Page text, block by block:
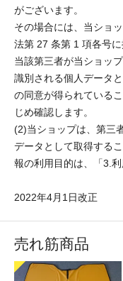
がございます。
その場合には、当ショ
法第 27 条第 1 項各号に
当該第三者が当ショッ
識別される個人データ
の同意が得られている
じめ確認します。
(2)当ショップは、第三
データとして取得する
報の利用目的は、「3.
2022年4月1日改正
売れ筋商品